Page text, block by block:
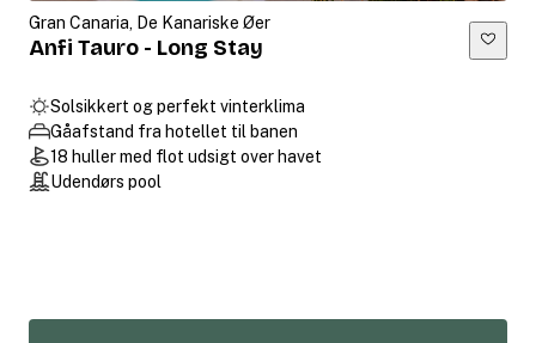
Gran Canaria, De Kanariske Øer
Anfi Tauro - Long Stay
Solsikkert og perfekt vinterklima
Gåafstand fra hotellet til banen
18 huller med flot udsigt over havet
Udendørs pool